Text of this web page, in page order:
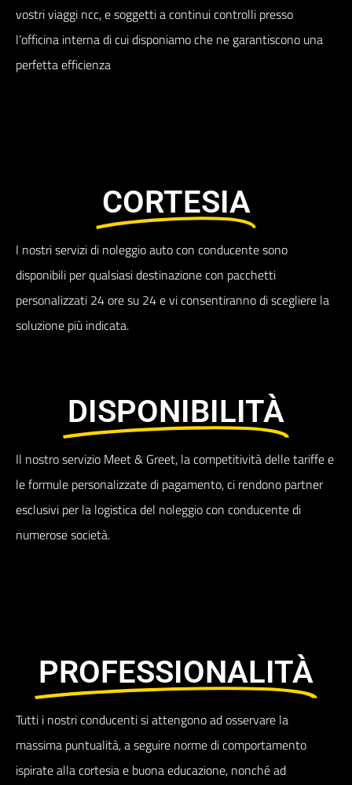
vostri viaggi ncc, e soggetti a continui controlli presso
l’officina interna di cui disponiamo che ne garantiscono una
perfetta efficienza
CORTESIA
I nostri servizi di noleggio auto con conducente sono
disponibili per qualsiasi destinazione con pacchetti
personalizzati 24 ore su 24 e vi consentiranno di scegliere la
soluzione più indicata.
DISPONIBILITÀ
Il nostro servizio Meet & Greet, la competitività delle tariffe e
le formule personalizzate di pagamento, ci rendono partner
esclusivi per la logistica del noleggio con conducente di
numerose società.
PROFESSIONALITÀ
Tutti i nostri conducenti si attengono ad osservare la
massima puntualità, a seguire norme di comportamento
ispirate alla cortesia e buona educazione, nonché ad